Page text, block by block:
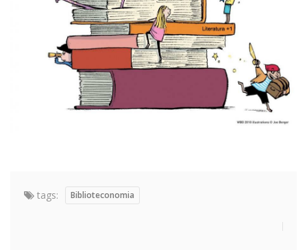
tags: Biblioteconomia